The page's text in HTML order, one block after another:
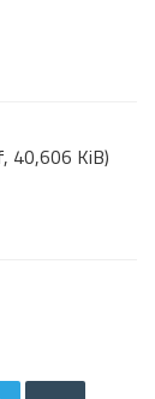
40,606 KiB)